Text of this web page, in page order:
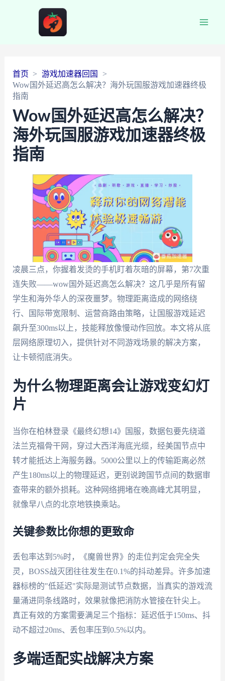
首页
游戏加速器回国
Wow国外延迟高怎么解决？海外玩国服游戏加速器终极
指南
Wow国外延迟高怎么解决？
海外玩国服游戏加速器终极
指南
凌晨三点，你握着发烫的手机盯着灰暗的屏幕，第7次重
连失败——wow国外延迟高怎么解决？这几乎是所有留
学生和海外华人的深夜噩梦。物理距离造成的网络绕
行、国际带宽限制、运营商路由策略，让国服游戏延迟
飙升至300ms以上，技能释放像慢动作回放。本文将从底
层网络原理切入，提供针对不同游戏场景的解决方案，
让卡顿彻底消失。
为什么物理距离会让游戏变幻灯
片
当你在柏林登录《最终幻想14》国服，数据包要先绕道
法兰克福骨干网，穿过大西洋海底光缆，经美国节点中
转才能抵达上海服务器。5000公里以上的传输距离必然
产生180ms以上的物理延迟，更别说跨国节点间的数据审
查带来的额外损耗。这种网络拥堵在晚高峰尤其明显，
就像早八点的北京地铁换乘站。
关键参数比你想的更致命
丢包率达到5%时，《魔兽世界》的走位判定会完全失
灵，BOSS战灭团往往发生在0.1%的抖动差异。许多加速
器标榜的"低延迟"实际是测试节点数据，当真实的游戏流
量涌进同条线路时，效果就像把消防水管接在针尖上。
真正有效的方案需要满足三个指标：延迟低于150ms、抖
动不超过20ms、丢包率压到0.5%以内。
多端适配实战解决方案